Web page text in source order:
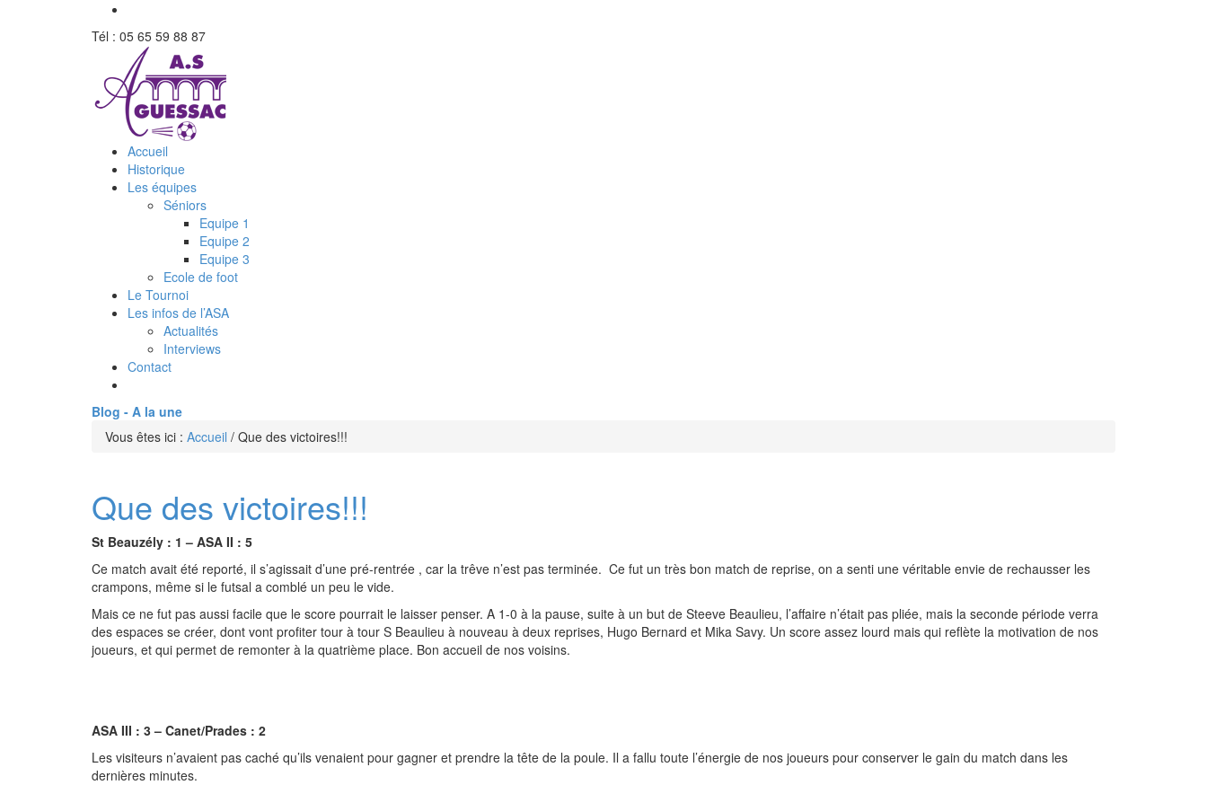
Tél : 05 65 59 88 87
Accueil
Historique
Les équipes
Séniors
Equipe 1
Equipe 2
Equipe 3
Ecole de foot
Le Tournoi
Les infos de l’ASA
Actualités
Interviews
Contact
Blog - A la une
Vous êtes ici : Accueil / Que des victoires!!!
Que des victoires!!!
St Beauzély : 1 – ASA II : 5
Ce match avait été reporté, il s’agissait d’une pré-rentrée , car la trêve n’est pas terminée. Ce fut un très bon match de reprise, on a senti une véritable envie de rechausser les
crampons, même si le futsal a comblé un peu le vide.
Mais ce ne fut pas aussi facile que le score pourrait le laisser penser. A 1-0 à la pause, suite à un but de Steeve Beaulieu, l’affaire n’était pas pliée, mais la seconde période verra
des espaces se créer, dont vont profiter tour à tour S Beaulieu à nouveau à deux reprises, Hugo Bernard et Mika Savy. Un score assez lourd mais qui reflète la motivation de nos
joueurs, et qui permet de remonter à la quatrième place. Bon accueil de nos voisins.
ASA III : 3 – Canet/Prades : 2
Les visiteurs n’avaient pas caché qu’ils venaient pour gagner et prendre la tête de la poule. Il a fallu toute l’énergie de nos joueurs pour conserver le gain du match dans les
dernières minutes.